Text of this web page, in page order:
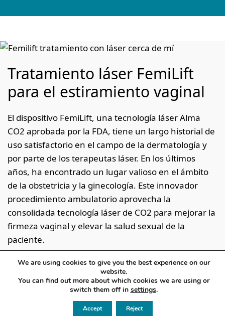
Tratamiento láser FemiLift
para el estiramiento vaginal
El dispositivo FemiLift, una tecnología láser Alma
CO2 aprobada por la FDA, tiene un largo historial de
uso satisfactorio en el campo de la dermatología y
por parte de los terapeutas láser. En los últimos
años, ha encontrado un lugar valioso en el ámbito
de la obstetricia y la ginecología. Este innovador
procedimiento ambulatorio aprovecha la
consolidada tecnología láser de CO2 para mejorar la
firmeza vaginal y elevar la salud sexual de la
paciente.
Realizado por un experto de FemiLift, el
procedimiento consiste en la delicada inserción de
una sonda especializada que emite láser de 360
grados en el conducto vaginal. Este proceso
mínimamente invasivo y casi indoloro aplica
We are using cookies to give you the best experience on our
website.
You can find out more about which cookies we are using or
switch them off in settings.
Accept Reject